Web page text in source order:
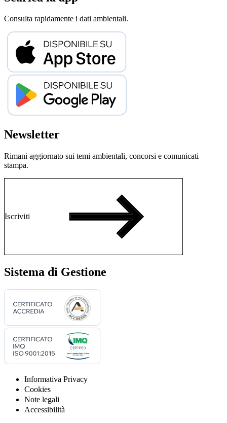
Consulta rapidamente i dati ambientali.
Newsletter
Rimani aggiornato sui temi ambientali, concorsi e comunicati
stampa.
Iscriviti
Sistema di Gestione
Informativa Privacy
Cookies
Note legali
Accessibilità